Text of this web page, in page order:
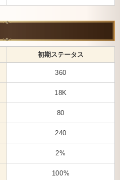
初期ステータス
360
18K
80
240
2%
100%